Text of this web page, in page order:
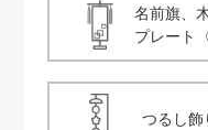
名前旗、木
プレート
つるし飾